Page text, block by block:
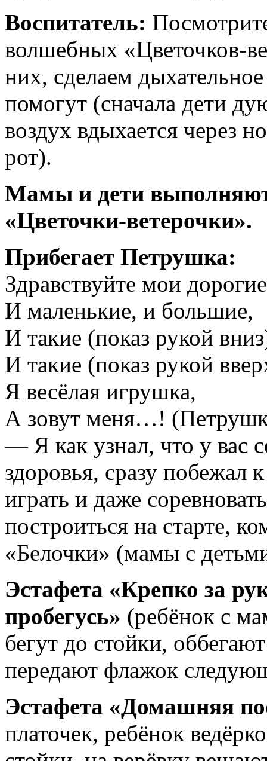
Воспитатель:
волшебных «Цветочков-
них, сделаем
помогут (сначала дети
воздух вдыхается через
рот).
Мамы и дети
«Цветочки-ветерочки».
Прибегает Петрушка:
Здравствуйте мои
И маленькие, и большие,
И такие (показ рукой
И такие (показ рукой
Я весёлая игрушка,
А зовут меня…!
— Я как узнал, что у вас
здоровья, сразу побежал
играть и даже
построиться на старте,
«Белочки» (мамы с
Эстафета «Крепко за
пробегусь» (ребёнок с
бегут до стойки,
передают флажок
Эстафета «Домашняя
платочек, ребёнок